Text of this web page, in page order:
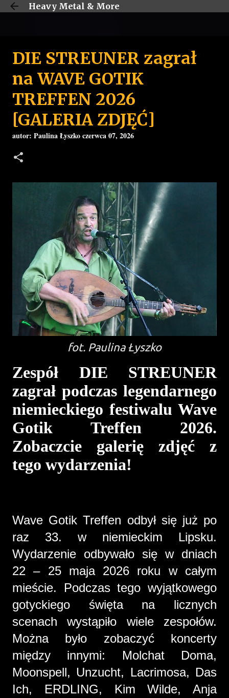
Przejdź do głównej zawartości
Heavy Metal & More
DIE STREUNER zagrał
na WAVE GOTIK
TREFFEN 2026
[GALERIA ZDJĘĆ]
autor: Paulina Łyszkoczerwca 07, 2026
fot. Paulina Łyszko
Zespół DIE STREUNER
zagrał podczas legendarnego
niemieckiego festiwalu Wave
Gotik Treffen 2026.
Zobaczcie galerię zdjęć z
tego wydarzenia!
Wave Gotik Treffen odbył się już po
raz 33. w niemieckim Lipsku.
Wydarzenie odbywało się w dniach
22 – 25 maja 2026 roku w całym
mieście. Podczas tego wyjątkowego
gotyckiego święta na licznych
scenach wystąpiło wiele zespołów.
Można było zobaczyć koncerty
między innymi: Molchat Doma,
Moonspell, Unzucht, Lacrimosa, Das
Ich, ERDLING, Kim Wilde, Anja